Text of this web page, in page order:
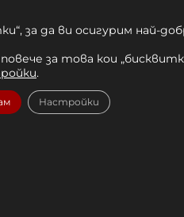
за да ви осигурим най-
за това кои
.
Настройки